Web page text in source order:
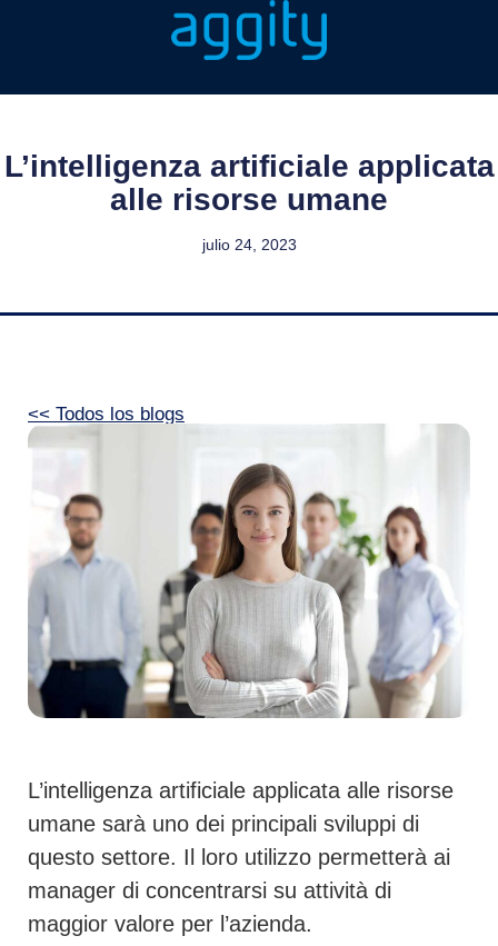
L’intelligenza artificiale applicata
alle risorse umane
julio 24, 2023
<< Todos los blogs
L’intelligenza artificiale applicata alle risorse
umane sarà uno dei principali sviluppi di
questo settore. Il loro utilizzo permetterà ai
manager di concentrarsi su attività di
maggior valore per l’azienda.